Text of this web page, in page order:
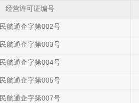
经营许可证编号
民航通企字第002号
民航通企字第003号
民航通企字第004号
民航通企字第005号
民航通企字第007号